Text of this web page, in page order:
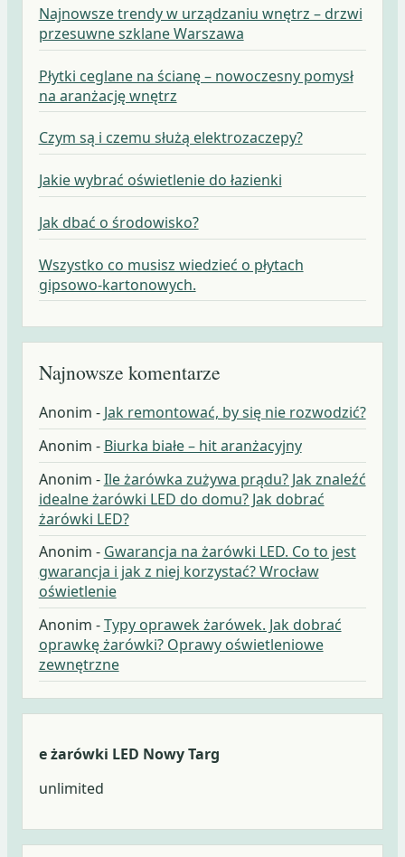
Najnowsze trendy w urządzaniu wnętrz – drzwi
przesuwne szklane Warszawa
Płytki ceglane na ścianę – nowoczesny pomysł
na aranżację wnętrz
Czym są i czemu służą elektrozaczepy?
Jakie wybrać oświetlenie do łazienki
Jak dbać o środowisko?
Wszystko co musisz wiedzieć o płytach
gipsowo-kartonowych.
Najnowsze komentarze
Anonim - Jak remontować, by się nie rozwodzić?
Anonim - Biurka białe – hit aranżacyjny
Anonim -Ile żarówka zużywa prądu? Jak znaleźć
idealne żarówki LED do domu? Jak dobrać
żarówki LED?
Anonim - Gwarancja na żarówki LED. Co to jest
gwarancja i jak z niej korzystać? Wrocław
oświetlenie
Anonim -Typy oprawek żarówek. Jak dobrać
oprawkę żarówki? Oprawy oświetleniowe
zewnętrzne
e żarówki LED Nowy Targ
unlimited